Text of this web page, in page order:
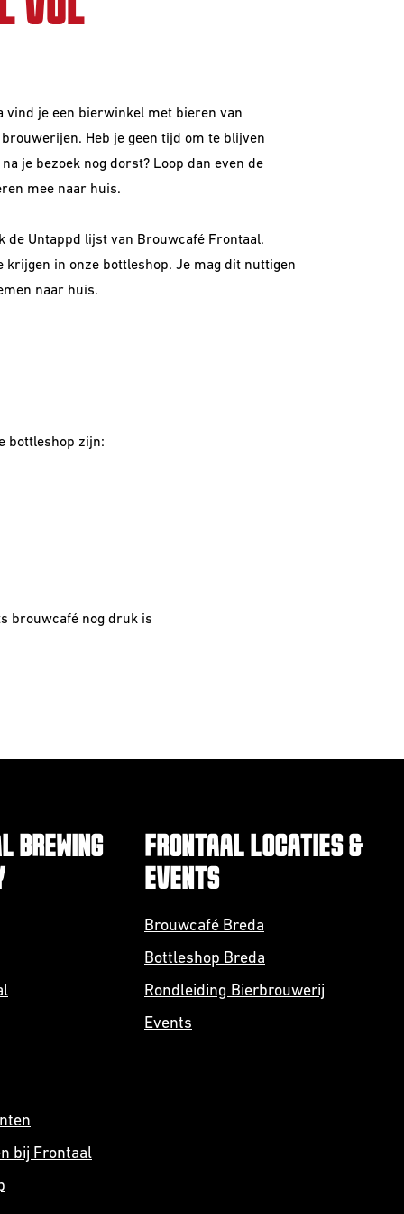
VOL
vind je een bierwinkel met bieren van
Heb je geen tijd om te blijven
je bezoek nog dorst? Loop dan even de
mee naar huis.
de Untappd lijst van Brouwcafé Frontaal.
in onze bottleshop. Je mag dit nuttigen
naar huis.
bottleshop zijn:
brouwcafé nog druk is
BREWING
bij Frontaal
FRONTAAL LOCATIES &
EVENTS
Brouwcafé Breda
Bottleshop Breda
Rondleiding Bierbrouwerij
Events